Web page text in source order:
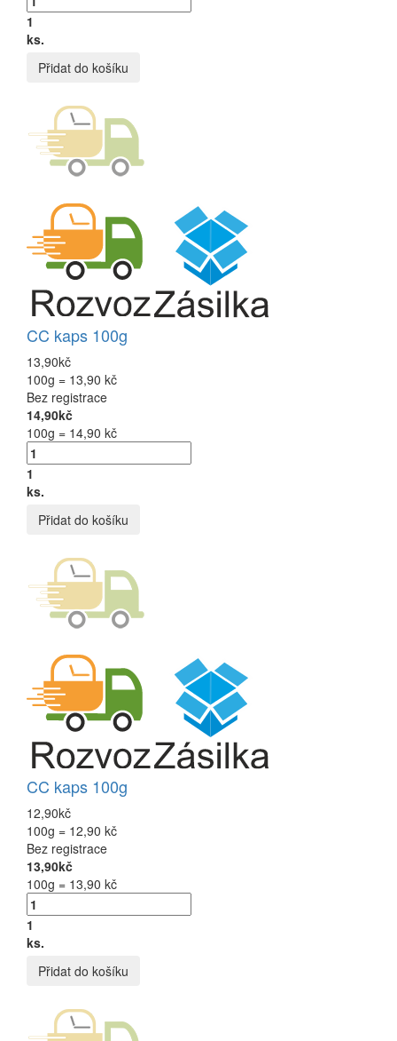
1
ks.
Přidat do košíku
CC kaps 100g
13,90kč
100g = 13,90 kč
Bez registrace
14,90kč
100g = 14,90 kč
1
ks.
Přidat do košíku
CC kaps 100g
12,90kč
100g = 12,90 kč
Bez registrace
13,90kč
100g = 13,90 kč
1
ks.
Přidat do košíku